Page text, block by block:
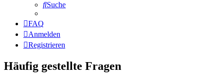
Suche
FAQ
Anmelden
Registrieren
Häufig gestellte Fragen